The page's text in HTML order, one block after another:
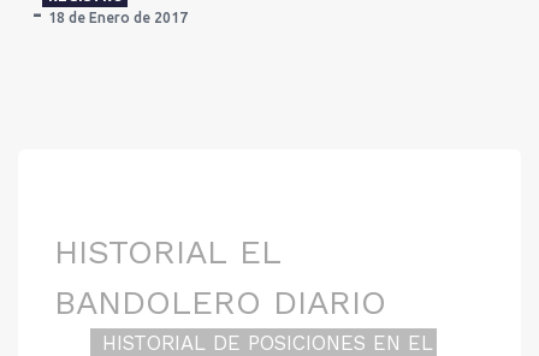
18 de Enero de 2017
HISTORIAL EL
BANDOLERO DIARIO
HISTORIAL DE POSICIONES EN EL